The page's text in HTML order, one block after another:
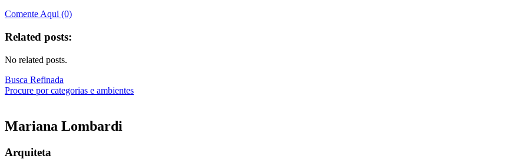
Comente Aqui (0)
Related posts:
No related posts.
Busca Refinada
Procure por categorias e ambientes
Mariana Lombardi
Arquiteta